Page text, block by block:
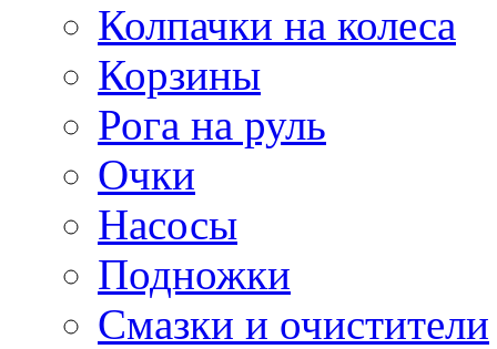
Колпачки на колеса
Корзины
Рога на руль
Очки
Насосы
Подножки
Смазки и очистители